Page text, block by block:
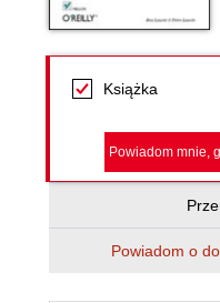
Książka
Powiadom mnie,
Powiadom o